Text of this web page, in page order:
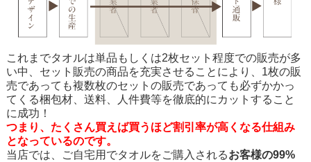
これまでタオルは単品もしくは2枚セット程度での販売が多
い中、セット販売の商品を充実させることにより、1枚の販
売であっても複数枚のセットの販売であっても必ずかかっ
てくる梱包材、送料、人件費等を徹底的にカットすること
に成功！
つまり、たくさん買えば買うほど割引率が高くなる仕組み
となっているのです。
当店では、ご自宅用でタオルをご購入されるお客様の99%